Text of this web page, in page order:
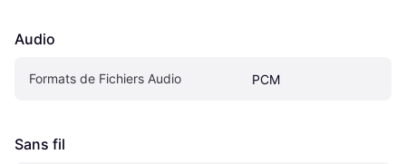
Audio
Formats de Fichiers Audio PCM
Sans fil